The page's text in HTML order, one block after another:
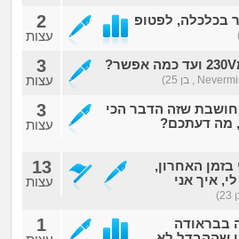
בכלכלה, לפטופ
2
עצות
עזרה בחשמל, מתח מ230V ועד כמה אפשר?
3
עצות
שזה הדבר הכי
מה דעתכם?
3
עצות
בזמן האחרון,
איך אני
13
עצות
בבראודה
1